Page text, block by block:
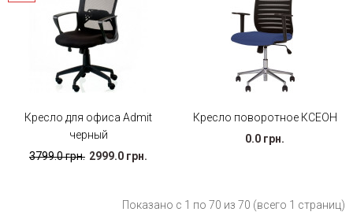
Кресло для офиса Admit
черный
3799.0 грн. 2999.0 грн.
Кресло поворотное КСЕОН
0.0 грн.
Показано с 1 по 70 из 70 (всего 1 страниц)